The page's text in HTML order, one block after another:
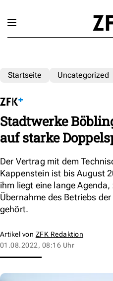
Startseite Uncategorized
Stadtwerke
auf starke
Der Vertrag mit dem
Kappenstein ist bis August
ihm liegt eine lange
Übernahme des Betriebs
gehört.
Artikel von ZFK Redaktion
01.08.2022, 08:16 Uhr